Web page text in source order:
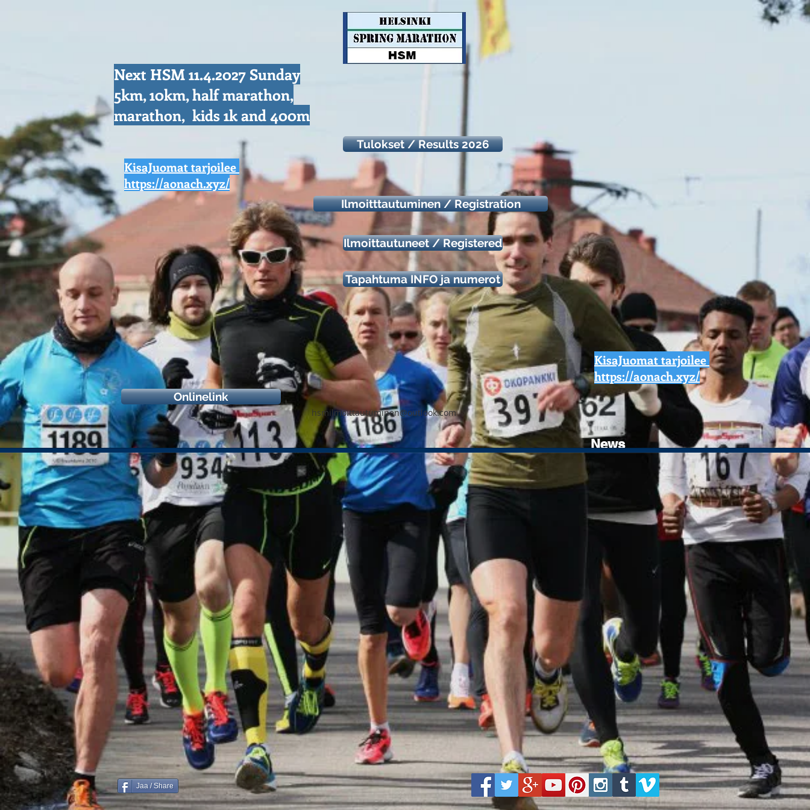
Next HSM 11.4.2027 Sunday
5km, 10km, half marathon,
marathon, kids 1k and 400m
Tulokset / Results 2026
KisaJuomat tarjoilee
https://aonach.xyz/
Ilmoitttautuminen / Registration
Ilmoittautuneet / Registered
Tapahtuma INFO ja numerot
Onlinelink
KisaJuomat tarjoilee
https://aonach.xyz/
hsmilmoittautuminen@outlook.com
News
Jaa / Share